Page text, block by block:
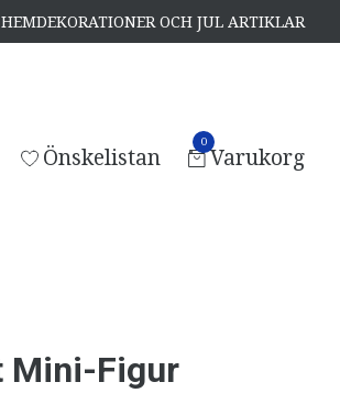
OCH JUL ARTIKLAR
Önskelistan
0
Varukorg
Mini-Figur